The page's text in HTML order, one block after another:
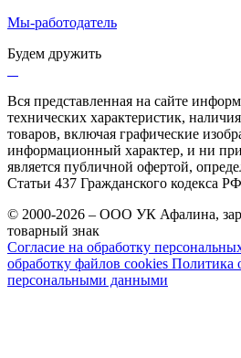
Мы-работодатель
Будем дружить
Вся представленная на сайте
технических характеристик,
товаров, включая графические
информационный характер, и ни
является публичной офертой,
Статьи 437 Гражданского кодекса
© 2000-2026 – ООО УК Афалина,
товарный знак
Согласие на обработку
обработку файлов cookies Политика
персональными данными